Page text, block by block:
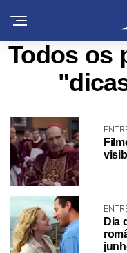
Todos os
Dia